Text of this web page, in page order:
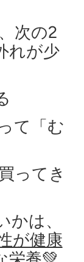
次の2
れが少
て「む
ってき
は、
が健康